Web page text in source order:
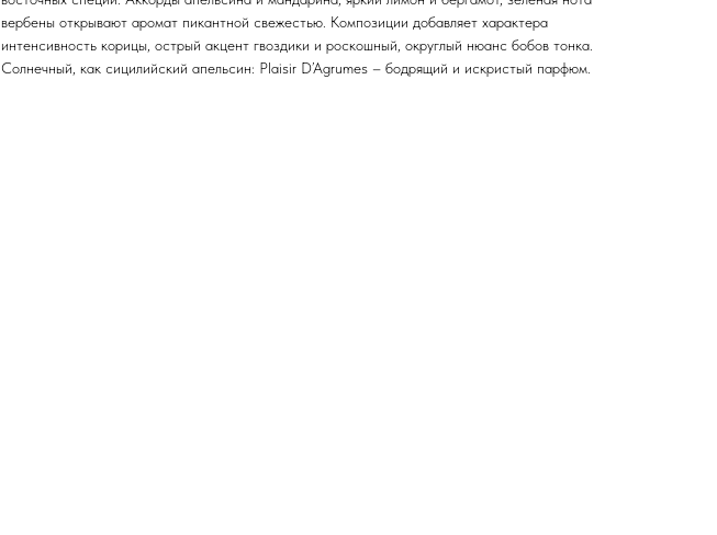
вербены открывают аромат пикантной свежестью. Композиции добавляет характера
интенсивность корицы, острый акцент гвоздики и роскошный, округлый нюанс бобов тонка.
Солнечный, как сицилийский апельсин: Plaisir D’Agrumes – бодрящий и искристый парфюм.